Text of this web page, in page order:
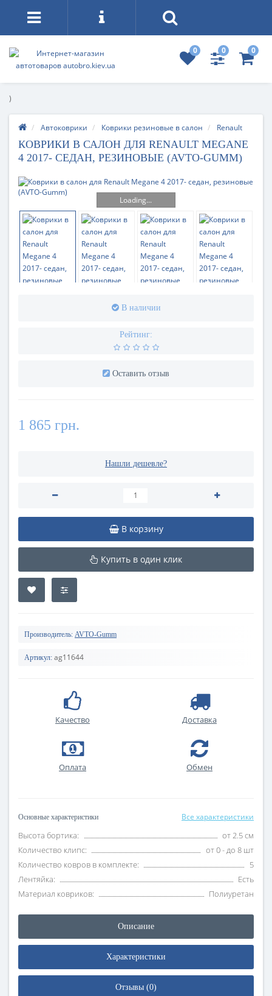
0 0 0
)
Автоковрики Коврики резиновые в салон Renault
КОВРИКИ В САЛОН ДЛЯ RENAULT MEGANE
4 2017- СЕДАН, РЕЗИНОВЫЕ (AVTO-GUMM)
Loading...
В наличии
Рейтинг:
Оставить отзыв
1 865 грн.
Нашли дешевле?
В корзину
Купить в один клик
Производитель: AVTO-Gumm
Артикул: ag11644
Качество Доставка
Оплата Обмен
Основные характеристики Все характеристики
Высота бортика:
от 2.5 см
Количество клипс:
от 0 - до 8 шт
Количество ковров в комплекте:
5
Лентяйка:
Есть
Материал ковриков:
Полиуретан
Описание
Характеристики
Отзывы (0)